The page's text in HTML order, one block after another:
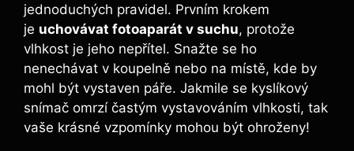
‍jednoduchých​ pravidel. Prvním krokem⁤
je uchovávat fotoaparát v ‌suchu,‌ protože
⁤vlhkost‌ je​ jeho ⁣nepřítel.⁣ Snažte ‌se ho⁤
nenechávat v‌ koupelně⁣ nebo na ‍místě, kde by
mohl být vystaven páře. Jakmile‌ se kyslíkový
snímač omrzí častým vystavováním‌ vlhkosti, tak⁤
vaše krásné vzpomínky mohou ⁣být ohroženy!